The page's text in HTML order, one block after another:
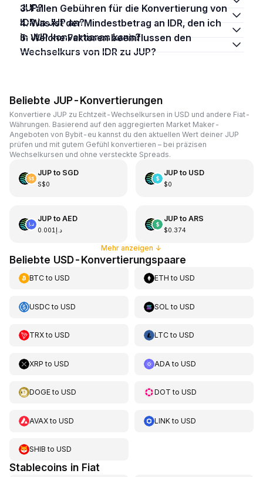
JUP?
3. Fallen Gebühren für die Konvertierung von
IDR in JUP an?
4. Was ist der Mindestbetrag an IDR, den ich
in JUP konvertieren kann?
5. Welche Faktoren beeinflussen den
Wechselkurs von IDR zu JUP?
Beliebte JUP-Konvertierungen
Konvertiere JUP zu Echtzeit-Wechselkursen in USD und andere Fiat-
Währungen. Basierend auf den aggregierten Market Maker-
Angeboten von Bybit-eu kannst du den aktuellen Wert deiner JUP
prüfen und mit gutem Gefühl konvertieren – bei präzisen
Wechselkursen und ohne versteckte Spreads.
JUPto SGD
S$0
JUPto USD
$0
JUPto AED
د.إ0.001
JUPto ARS
$0.374
Mehr anzeigen ↓
Beliebte USD-Konvertierungspaare
BTCto USD ETH toUSD
USDCto USD SOL toUSD
TRXto USD LTCtoUSD
XRP to USD ADA toUSD
DOGEto USD DOT toUSD
AVAXto USD LINKtoUSD
SHIB to USD
Stablecoins in Fiat